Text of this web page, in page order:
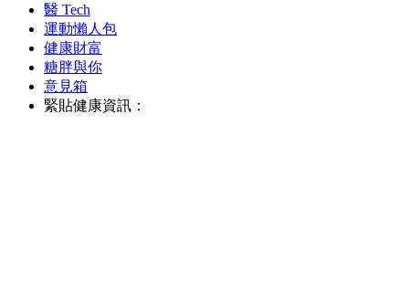
醫 Tech
運動懶人包
健康財富
糖胖與你
意見箱
緊貼健康資訊：